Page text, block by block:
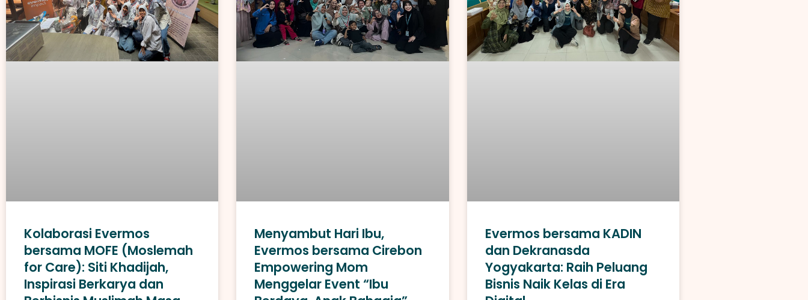
Kolaborasi Evermos
bersama MOFE (Moslemah
for Care): Siti Khadijah,
Inspirasi Berkarya dan
Menyambut Hari Ibu,
Evermos bersama Cirebon
Empowering Mom
Menggelar Event “Ibu
Evermos bersama KADIN
dan Dekranasda
Yogyakarta: Raih Peluang
Bisnis Naik Kelas di Era